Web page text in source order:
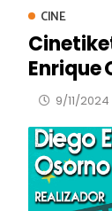
CINE
Enrique
9/11/2024